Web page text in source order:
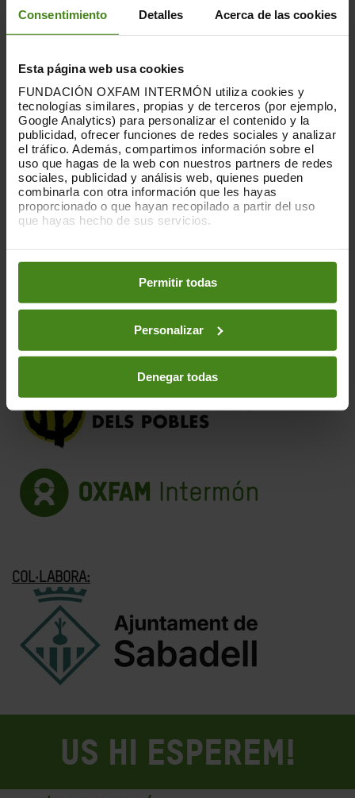
Consentimiento Detalles Acerca de las cookies
Esta página web usa cookies
FUNDACIÓN OXFAM INTERMÓN utiliza cookies y
tecnologías similares, propias y de terceros (por ejemplo,
Google Analytics) para personalizar el contenido y la
publicidad, ofrecer funciones de redes sociales y analizar
el tráfico. Además, compartimos información sobre el
uso que hagas de la web con nuestros partners de redes
sociales, publicidad y análisis web, quienes pueden
combinarla con otra información que les hayas
proporcionado o que hayan recopilado a partir del uso
que hayas hecho de sus servicios.
preferencias accediendo a nuestraPolítica de Cookieso
en los botones facilitados a continuación:
Permitir todas
Personalizar
Denegar todas
fins als grans centres urbans de París, Dubai i
Nairobi.
La pel·lícula parteix de la recerca que el director va
realitzar per a un altre dels seus documentals:
Èxode climàtic (2020), protagonitzada també per
aquestes dones.
*Entrada lliure, fins a completar aforament.
Recollida designatures
(Pacte Europeu de Migració i Asil)
COL·LABORA:
US HI ESPEREM!